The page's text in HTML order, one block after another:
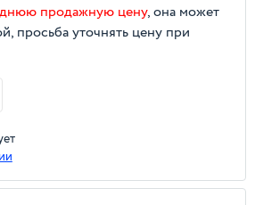
продажную цену, она может
просьба уточнять цену при